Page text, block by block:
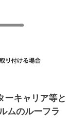
ーキャリア等と
ムのルーフラ